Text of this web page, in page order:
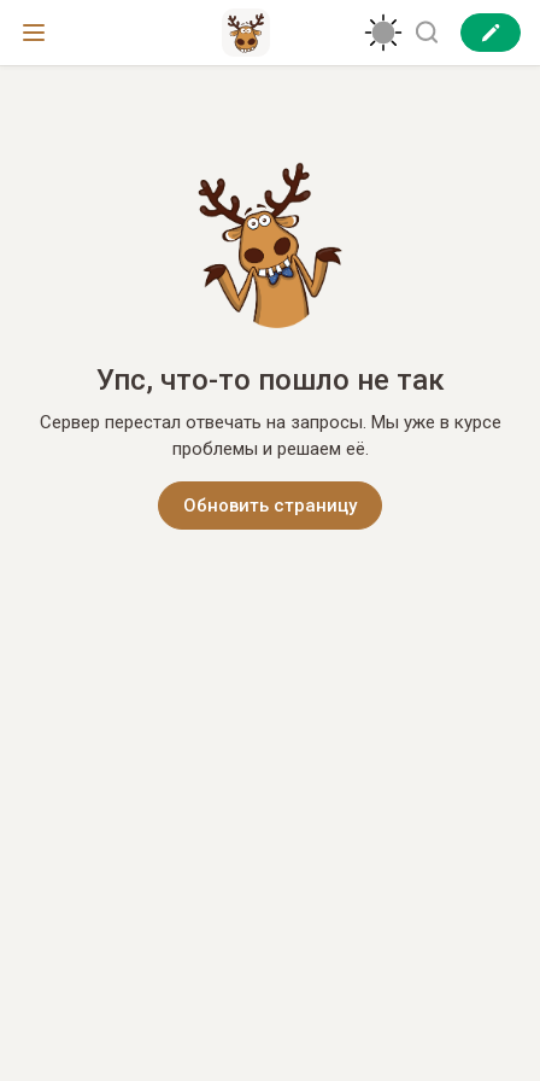
Упс, что-то пошло не так
Сервер перестал отвечать на запросы. Мы уже в курсе
проблемы и решаем её.
Обновить страницу